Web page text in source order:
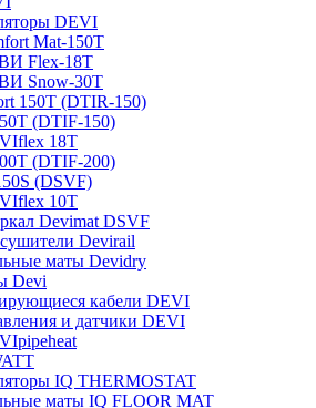
DEVI
Mat-150T
Flex-18T
Snow-30T
150T (DTIR-150)
(DTIF-150)
18T
(DTIF-200)
(DSVF)
10T
Devimat DSVF
Devirail
маты Devidry
Devi
кабели DEVI
и датчики DEVI
IQ THERMOSTAT
маты IQ FLOOR MAT